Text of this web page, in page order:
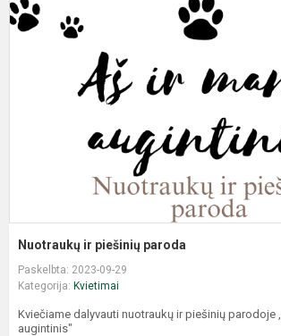
Nuotraukų ir piešinių paroda
Paskelbta: 2023-09-29
Kategorija: Kvietimai
Kviečiame dalyvauti nuotraukų ir piešinių parodoje
augintinis"